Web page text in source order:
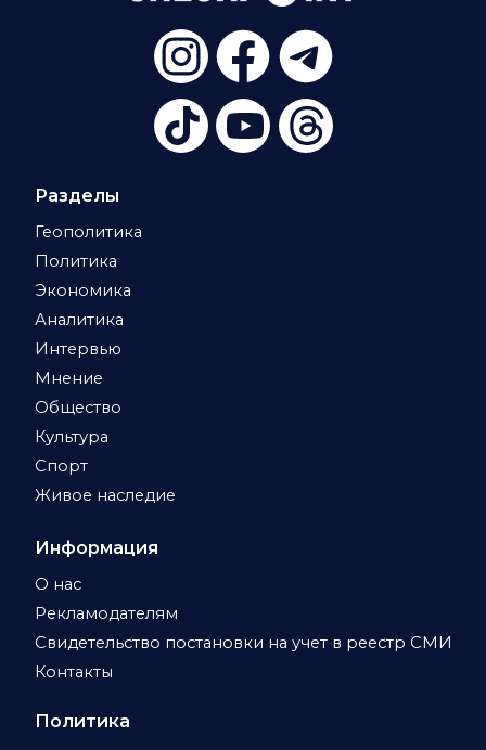
Разделы
Геополитика
Политика
Экономика
Аналитика
Интервью
Мнение
Общество
Культура
Спорт
Живое наследие
Информация
О нас
Рекламодателям
Свидетельство постановки на учет в реестр СМИ
Контакты
Политика